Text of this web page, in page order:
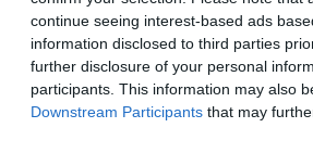
continue seeing interest-based ads
information disclosed to third parties
further disclosure of your personal
participants. This information may also
Downstream Participants that may
* I prezzi sono
Descrizione